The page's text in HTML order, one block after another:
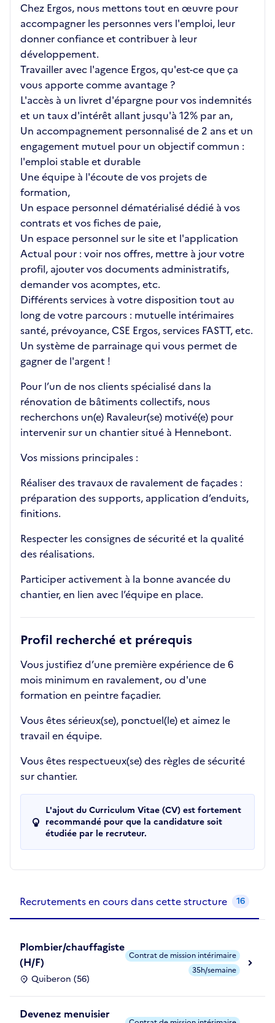
Chez Ergos, nous mettons tout en œuvre pour
accompagner les personnes vers l'emploi, leur
donner confiance et contribuer à leur
développement.
Travailler avec l'agence Ergos, qu'est-ce que ça
vous apporte comme avantage ?
L'accès à un livret d'épargne pour vos indemnités
et un taux d'intérêt allant jusqu'à 12% par an,
Un accompagnement personnalisé de 2 ans et un
engagement mutuel pour un objectif commun :
l'emploi stable et durable
Une équipe à l'écoute de vos projets de
formation,
Un espace personnel dématérialisé dédié à vos
contrats et vos fiches de paie,
Un espace personnel sur le site et l'application
Actual pour : voir nos offres, mettre à jour votre
profil, ajouter vos documents administratifs,
demander vos acomptes, etc.
Différents services à votre disposition tout au
long de votre parcours : mutuelle intérimaires
santé, prévoyance, CSE Ergos, services FASTT, etc.
Un système de parrainage qui vous permet de
gagner de l'argent !
Pour l’un de nos clients spécialisé dans la
rénovation de bâtiments collectifs, nous
recherchons un(e) Ravaleur(se) motivé(e) pour
intervenir sur un chantier situé à Hennebont.
Vos missions principales :
Réaliser des travaux de ravalement de façades :
préparation des supports, application d’enduits,
finitions.
Respecter les consignes de sécurité et la qualité
des réalisations.
Participer activement à la bonne avancée du
chantier, en lien avec l’équipe en place.
Profil recherché et prérequis
Vous justifiez d’une première expérience de 6
mois minimum en ravalement, ou d'une
formation en peintre façadier.
Vous êtes sérieux(se), ponctuel(le) et aimez le
travail en équipe.
Vous êtes respectueux(se) des règles de sécurité
sur chantier.
L'ajout du Curriculum Vitae (CV) est fortement
recommandé pour que la candidature soit
étudiée par le recruteur.
Recrutements en cours dans cette structure 16
Plombier/chauffagiste
(H/F)
Quiberon (56)
Contrat de mission intérimaire
35h/semaine
Devenez menuisier